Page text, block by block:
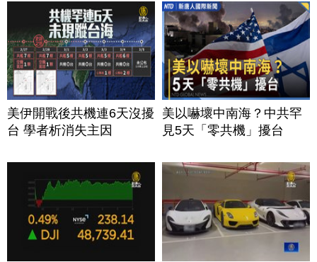
美伊開戰後共機連6天沒擾
台 學者析消失主因
美以嚇壞中南海？中共罕
見5天「零共機」擾台